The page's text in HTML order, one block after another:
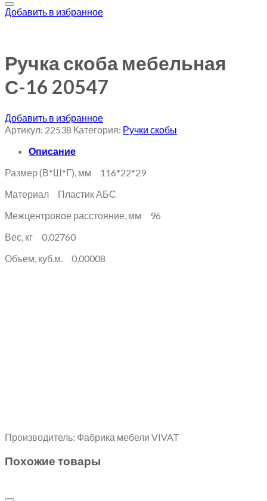
Добавить в избранное
Ручка скоба мебельная
С-16 20547
Добавить в избранное
Артикул: 22538 Категория: Ручки скобы
Описание
Размер (В*Ш*Г), мм 116*22*29
Материал Пластик АБС
Межцентровое расстояние, мм 96
Вес, кг 0,02760
Объем, куб.м. 0,00008
Производитель: Фабрика мебели VIVAT
Похожие товары